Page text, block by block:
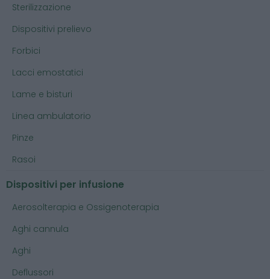
Sterilizzazione
Dispositivi prelievo
Forbici
Lacci emostatici
Lame e bisturi
Linea ambulatorio
Pinze
Rasoi
Dispositivi per infusione
Aerosolterapia e Ossigenoterapia
Aghi cannula
Aghi
Deflussori